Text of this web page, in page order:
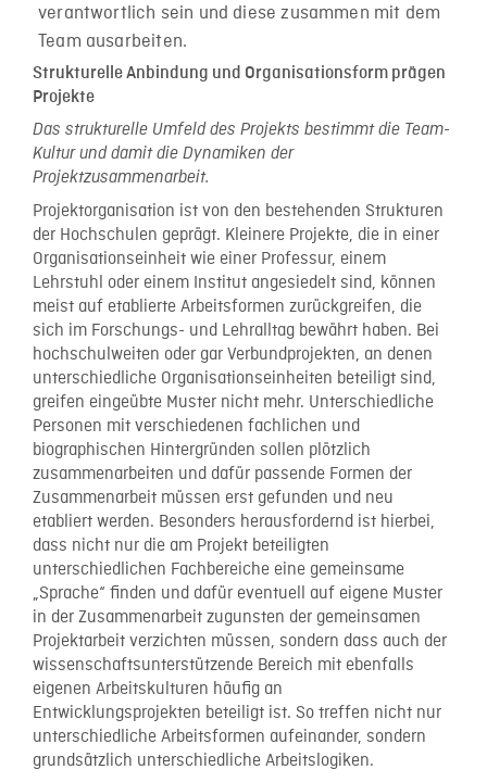
verantwortlich sein und diese zusammen mit dem
Team ausarbeiten.
Strukturelle Anbindung und Organisationsform prägen
Projekte
Das strukturelle Umfeld des Projekts bestimmt die Team-
Kultur und damit die Dynamiken der
Projektzusammenarbeit.
Projektorganisation ist von den bestehenden Strukturen
der Hochschulen geprägt. Kleinere Projekte, die in einer
Organisationseinheit wie einer Professur, einem
Lehrstuhl oder einem Institut angesiedelt sind, können
meist auf etablierte Arbeitsformen zurückgreifen, die
sich im Forschungs- und Lehralltag bewährt haben. Bei
hochschulweiten oder gar Verbundprojekten, an denen
unterschiedliche Organisationseinheiten beteiligt sind,
greifen eingeübte Muster nicht mehr. Unterschiedliche
Personen mit verschiedenen fachlichen und
biographischen Hintergründen sollen plötzlich
zusammenarbeiten und dafür passende Formen der
Zusammenarbeit müssen erst gefunden und neu
etabliert werden. Besonders herausfordernd ist hierbei,
dass nicht nur die am Projekt beteiligten
unterschiedlichen Fachbereiche eine gemeinsame
„Sprache“ finden und dafür eventuell auf eigene Muster
in der Zusammenarbeit zugunsten der gemeinsamen
Projektarbeit verzichten müssen, sondern dass auch der
wissenschaftsunterstützende Bereich mit ebenfalls
eigenen Arbeitskulturen häufig an
Entwicklungsprojekten beteiligt ist. So treffen nicht nur
unterschiedliche Arbeitsformen aufeinander, sondern
grundsätzlich unterschiedliche Arbeitslogiken.